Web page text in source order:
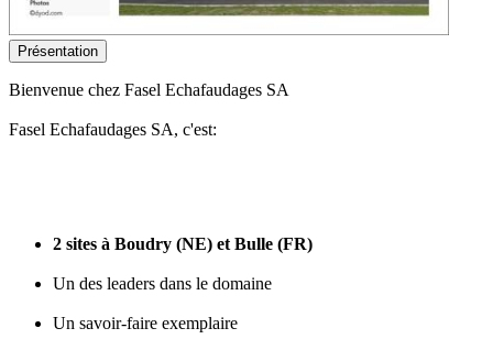
Présentation
Bienvenue chez Fasel Echafaudages SA
Fasel Echafaudages SA, c'est:
2 sites à Boudry (NE) et Bulle (FR)
Un des leaders dans le domaine
Un savoir-faire exemplaire